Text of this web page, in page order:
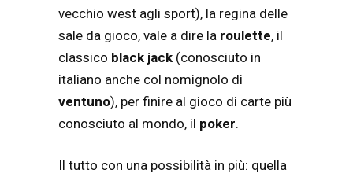
vecchio west agli sport), la regina delle
sale da gioco, vale a dire la roulette, il
classico black jack (conosciuto in
italiano anche col nomignolo di
ventuno), per finire al gioco di carte più
conosciuto al mondo, il poker.
Il tutto con una possibilità in più: quella